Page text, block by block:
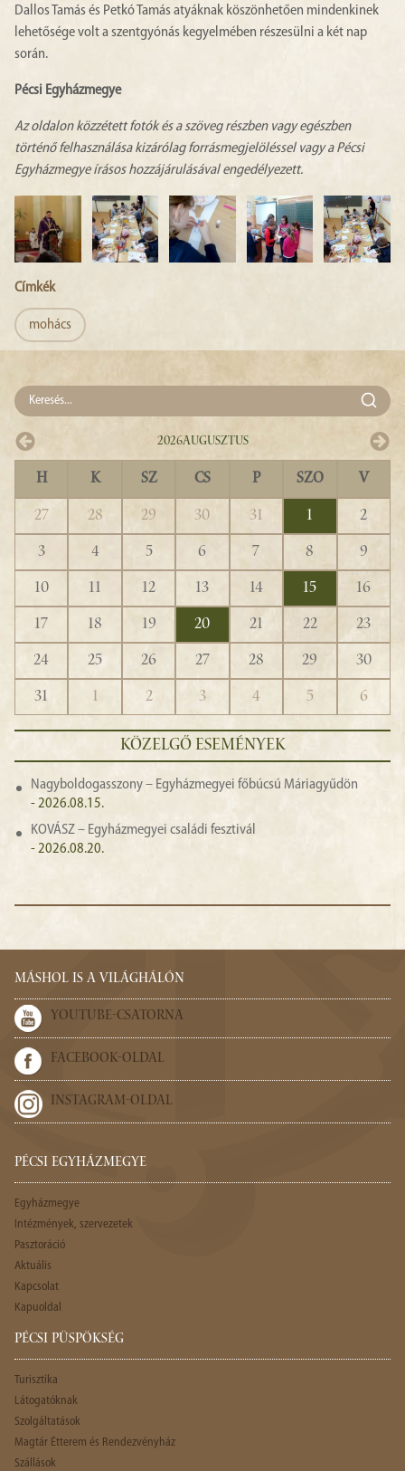
Dallos Tamás és Petkó Tamás atyáknak köszönhetően mindenkinek
lehetősége volt a szentgyónás kegyelmében részesülni a két nap
során.
Pécsi Egyházmegye
Az oldalon közzétett fotók és a szöveg részben vagy egészben
történő felhasználása kizárólag forrásmegjelöléssel vagy a Pécsi
Egyházmegye írásos hozzájárulásával engedélyezett.
Címkék
mohács
2026Augusztus
H K SZ CS P SZO V
27 28 29 30 31 1
2
3
4 5 6 7 8
9
10
11 12 13 14 15
16
17
18 19 20 21 22
23
24
25 26 27 28 29
30
31
1 2 3 4 5 6
KÖZELGŐ ESEMÉNYEK
Nagyboldogasszony – Egyházmegyei főbúcsú Máriagyűdön
- 2026.08.15.
KOVÁSZ – Egyházmegyei családi fesztivál
- 2026.08.20.
MÁSHOL IS A VILÁGHÁLÓN
YOUTUBE-CSATORNA
FACEBOOK-OLDAL
INSTAGRAM-OLDAL
PÉCSI EGYHÁZMEGYE
Egyházmegye
Intézmények, szervezetek
Pasztoráció
Aktuális
Kapcsolat
Kapuoldal
PÉCSI PÜSPÖKSÉG
Turisztika
Látogatóknak
Szolgáltatások
Magtár Étterem és Rendezvényház
Szállások